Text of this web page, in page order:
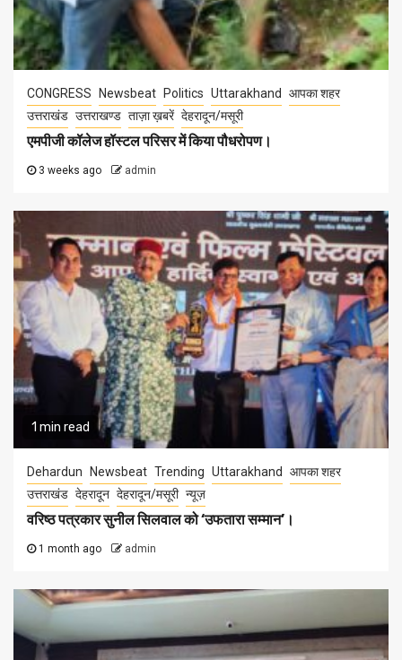
CONGRESS Newsbeat Politics Uttarakhand
आपका शहर
उत्तराखंड उत्तराखण्ड ताज़ा ख़बरें देहरादून/मसूरी
एमपीजी कॉलेज हॉस्टल परिसर में किया पौधरोपण।
3 weeks ago admin
1 min read
Dehardun Newsbeat Trending Uttarakhand
आपका शहर
उत्तराखंड देहरादून देहरादून/मसूरी न्यूज़
वरिष्ठ पत्रकार सुनील सिलवाल को ‘उफतारा सम्मान’।
1 month ago admin